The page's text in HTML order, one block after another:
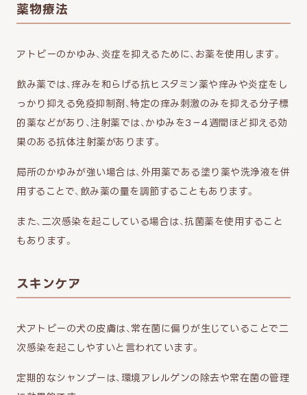
薬物療法
アトピーのかゆみ、炎症を抑えるために、お薬を使用します。
飲み薬では、痒みを和らげる抗ヒスタミン薬や痒みや炎症をし
っかり抑える免疫抑制剤、特定の痒み刺激のみを抑える分子標
的薬などがあり、注射薬では、かゆみを3−4週間ほど抑える効
果のある抗体注射薬があります。
局所のかゆみが強い場合は、外用薬である塗り薬や洗浄液を併
用することで、飲み薬の量を調節することもあります。
また、二次感染を起こしている場合は、抗菌薬を使用すること
もあります。
スキンケア
犬アトピーの犬の皮膚は、常在菌に偏りが生じていることで二
次感染を起こしやすいと言われています。
定期的なシャンプーは、環境アレルゲンの除去や常在菌の管理